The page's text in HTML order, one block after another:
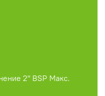
2'' BSP Макс.